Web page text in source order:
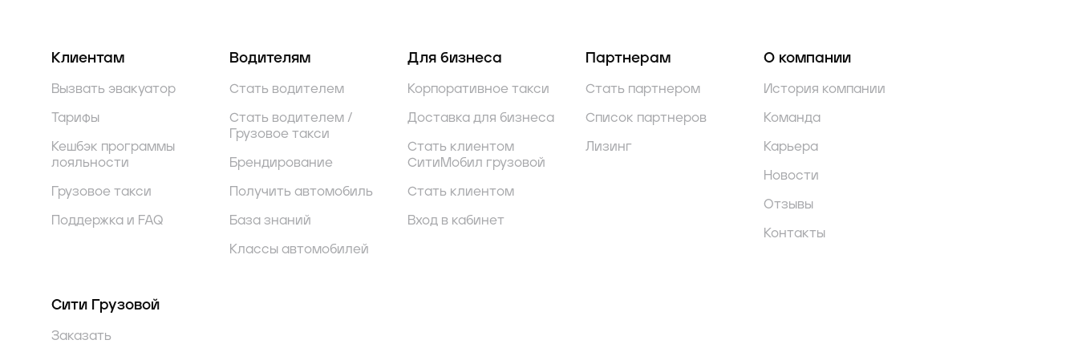
Клиентам
Вызвать эвакуатор
Тарифы
Кешбэк программы
лояльности
Грузовое такси
Поддержка и FAQ
Водителям
Стать водителем
Стать водителем /
Грузовое такси
Брендирование
Получить автомобиль
База знаний
Классы автомобилей
Для бизнеса
Корпоративное такси
Доставка для бизнеса
Стать клиентом
СитиМобил грузовой
Стать клиентом
Вход в кабинет
Партнерам
Стать партнером
Список партнеров
Лизинг
О компании
История компании
Команда
Карьера
Новости
Отзывы
Контакты
Сити Грузовой
Заказать